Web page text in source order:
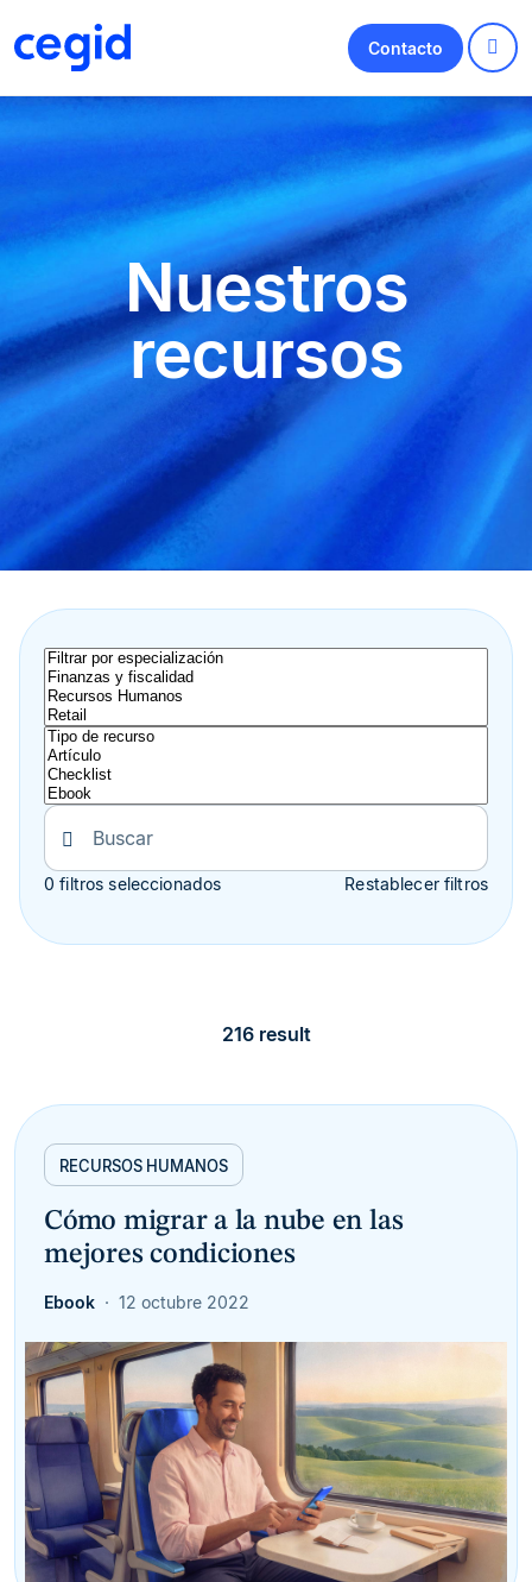
Contacto
Nuestros
recursos
0 filtros seleccionados Restablecer filtros
216 result
RECURSOS HUMANOS
Cómo migrar a la nube en las
mejores condiciones
Ebook 12 octubre 2022